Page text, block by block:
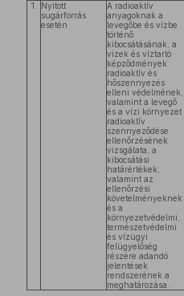
1.
Nyitott
sugárforrás
esetén
A radioaktív
anyagoknak a
levegőbe és vízbe
történő
kibocsátásának, a
vizek és víztartó
képződmények
radioaktív és
hőszennyezés
elleni védelmének,
valamint a levegő
és a vízi környezet
radioaktív
szennyeződése
ellenőrzésének
vizsgálata, a
kibocsátási
határértékek,
valamint az
ellenőrzési
követelményeknek
és a
környezetvédelmi,
természetvédelmi
és vízügyi
felügyelőség
részére adandó
jelentések
rendszerének a
meghatározása.